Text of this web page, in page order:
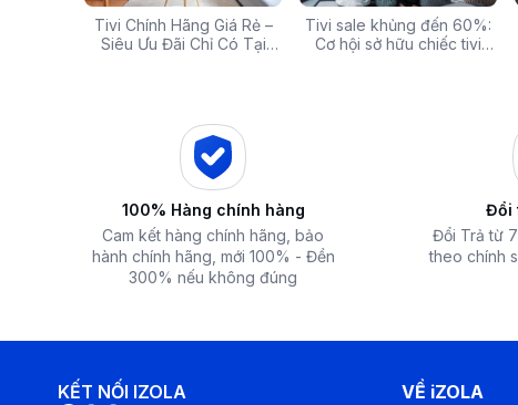
Tivi Chính Hãng Giá Rẻ –
Siêu Ưu Đãi Chỉ Có Tại
Tivi sale khủng đến 60%:
Cơ hội sở hữu chiếc tivi
Các mã báo lỗi thường gặp
của bếp từ và lưu ý khi xử
Top 5 tivi 32 inch giá rẻ,
chất lượng và đáng mua
100% Hàng chính hàng
Cam kết hàng chính hãng, bảo
hành chính hãng, mới 100% - Đền
300% nếu không đúng
Đổi
Đổi Trả từ
theo chính
KẾT NỐI IZOLA
VỀ iZOLA